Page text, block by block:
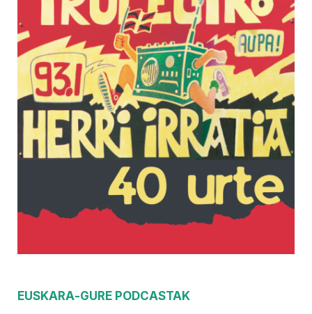
EUSKARA-GURE PODCASTAK